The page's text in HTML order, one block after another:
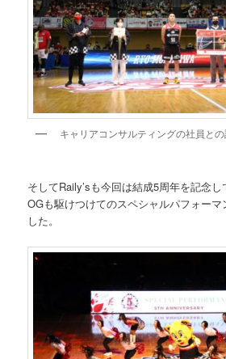
キャリアコンサルティングの社員と
そしてRaily’sも今回は結成5周年を記念し
OGも駆けつけてのスペシャルパフォーマ
した。